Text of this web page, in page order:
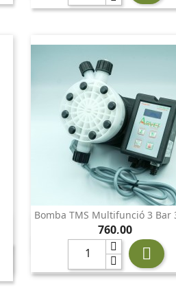
Bomba TMS Multifunció 3 Bar
Preu
760,00

Vista ràpida